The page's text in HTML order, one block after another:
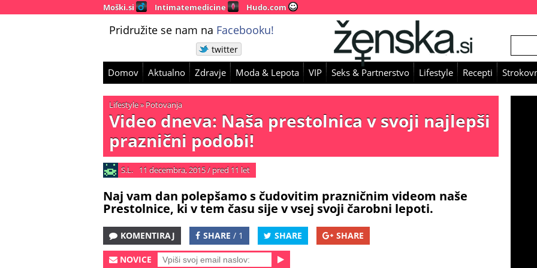
Moški.si Intimatemedicine Hudo.com
Pridružite se nam na Facebooku!
twitter
Domov Aktualno Zdravje Moda & Lepota VIP Seks & Partnerstvo Lifestyle Recepti
Lifestyle» Potovanja
Video dneva: Naša prestolnica v svoji najlepši
praznični podobi!
S.L. 11 decembra, 2015/ pred 11 let
Naj vam dan polepšamo s čudovitim prazničnim videom naše
Prestolnice, ki v tem času sije v vsej svoji čarobni lepoti.
KOMENTIRAJ SHARE / 1 SHARE SHARE
NOVICE